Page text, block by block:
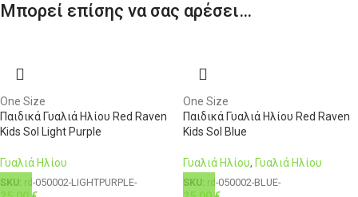
Μπορεί επίσης να σας αρέσει…
One Size
Παιδικά Γυαλιά Ηλίου Red Raven
Kids Sol Light Purple
Γυαλιά Ηλίου
SKU: rd-050002-LIGHTPURPLE-
One Size
Παιδικά Γυαλιά Ηλίου Red Raven
Kids Sol Blue
Γυαλιά Ηλίου, Γυαλιά Ηλίου
SKU: rd-050002-BLUE-